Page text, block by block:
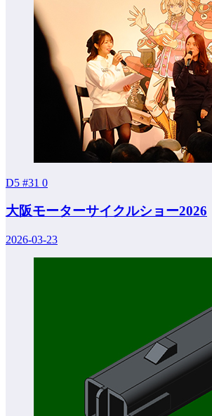
D5 #31 0
大阪モーターサイクルショー2026
2026-03-23